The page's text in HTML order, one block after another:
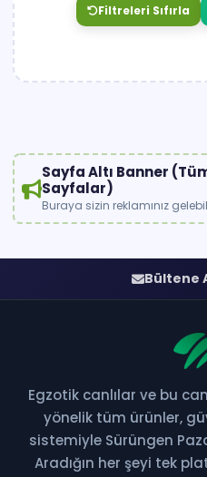
Filtreleri Sıfırla
Sayfa Altı Banner
Sayfalar)
Buraya sizin reklamınız
Bültene
Bültene
Yeni ilanlar, kampanyalar
Egzotik canlılar ve bu
yönelik tüm ürünler,
sistemiyle Sürüngen
Aradığın her şeyi tek